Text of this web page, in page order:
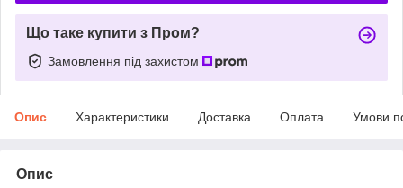
Що таке купити з Пром?
Замовлення під захистом
Опис Характеристики Доставка Оплата Умови
Опис